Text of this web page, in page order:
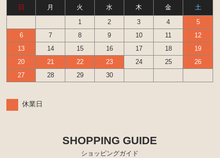
日 月 火 水 木 金
土
1
2 3 4
5
6
7 8 9 10 11
12
13
14 15 16 17 18
19
20
21 22 23 24 25
26
27
28 29 30
休業日
SHOPPING GUIDE
ショッピングガイド